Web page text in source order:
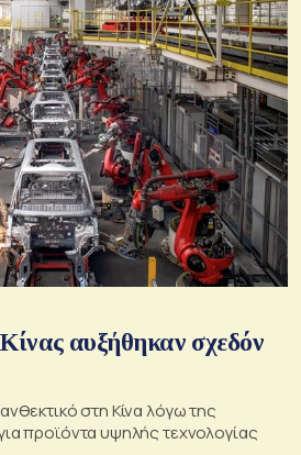
αυξήθηκαν σχεδόν
στη Κίνα λόγω της
προϊόντα υψηλής τεχνολογίας